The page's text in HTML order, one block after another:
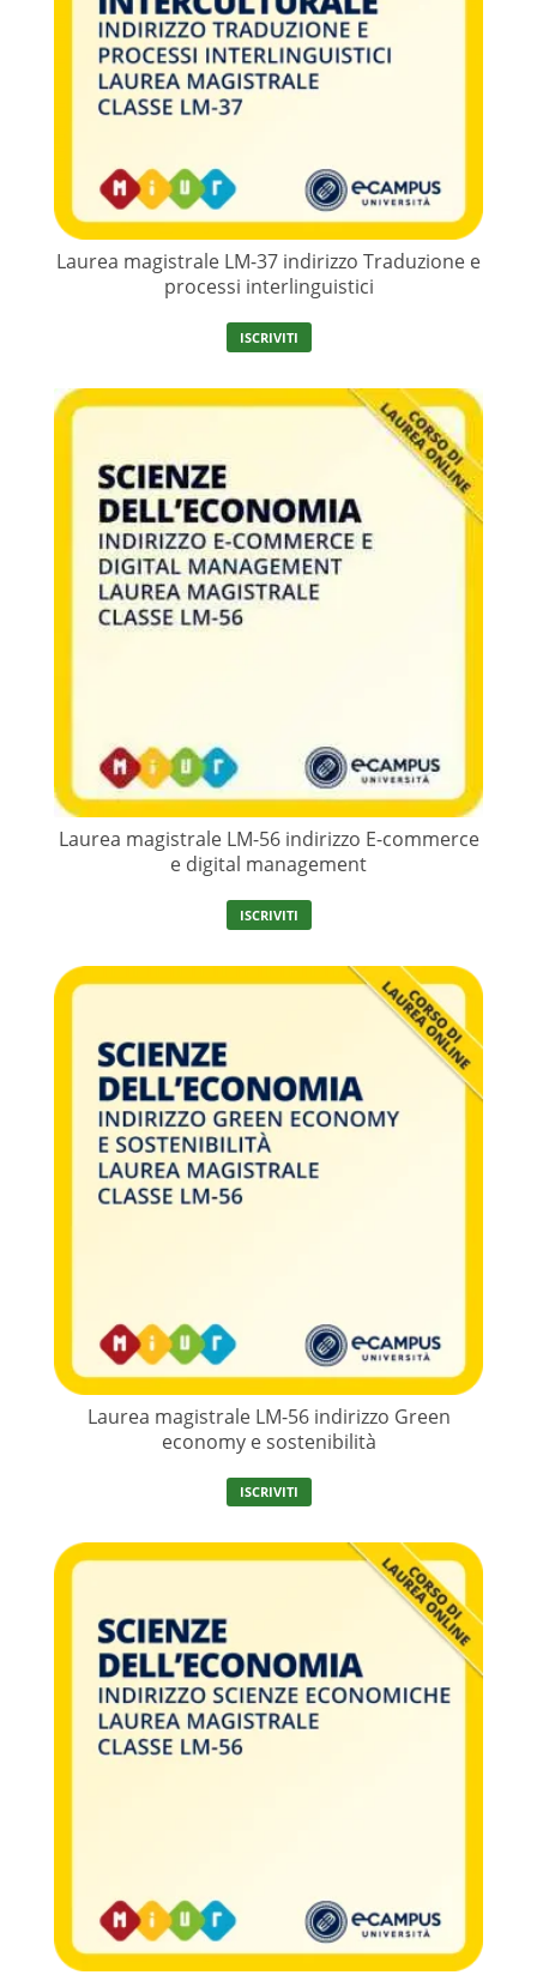
Laurea magistrale LM-37 indirizzo Traduzione e
processi interlinguistici
ISCRIVITI
Laurea magistrale LM-56 indirizzo E-commerce
e digital management
ISCRIVITI
Laurea magistrale LM-56 indirizzo Green
economy e sostenibilità
ISCRIVITI